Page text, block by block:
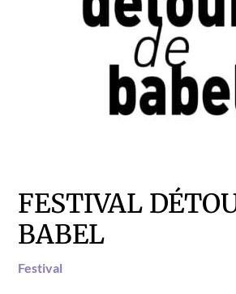
FESTIVAL
BABEL
Fes­ti­val